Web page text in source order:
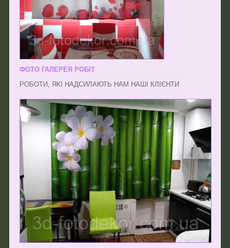
ФОТО ГАЛЕРЕЯ РОБІТ
РОБОТИ, ЯКІ НАДСИЛАЮТЬ НАМ НАШІ КЛІЄНТИ